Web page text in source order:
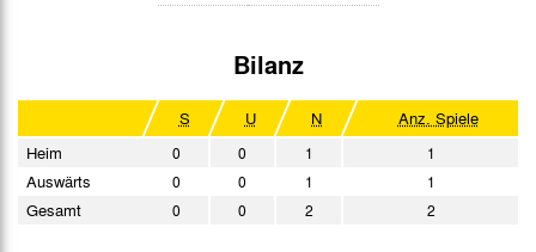
Bilanz
S U N
Anz. Spiele
Heim
0 0 1 1
Auswärts 0 0 1 1
Gesamt 0 0 2 2